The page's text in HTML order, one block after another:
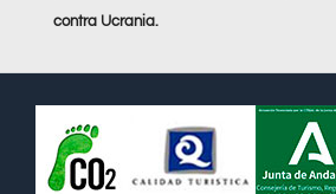
contra Ucrania.